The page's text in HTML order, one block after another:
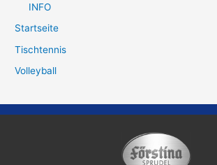
INFO
Startseite
Tischtennis
Volleyball